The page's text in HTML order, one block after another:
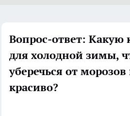
Вопрос-ответ: Какую
для холодной зимы,
уберечься от
красиво?